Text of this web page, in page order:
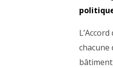
chacune